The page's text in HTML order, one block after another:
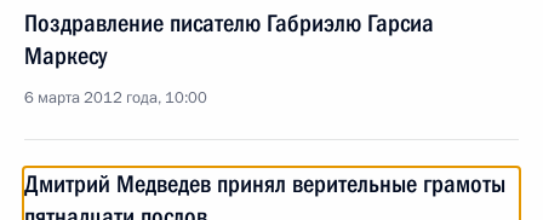
Поздравление писателю Габриэлю Гарсиа
Маркесу
6 марта 2012 года, 10:00
Дмитрий Медведев принял верительные грамоты